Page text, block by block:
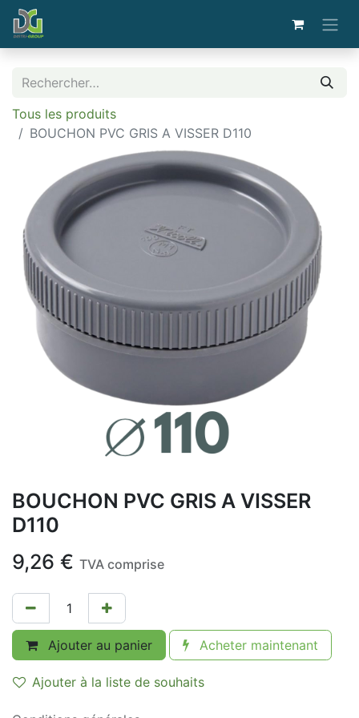
Tous les produits
BOUCHON PVC GRIS A VISSER D110
BOUCHON PVC GRIS A VISSER
D110
9,26 € TVA comprise
Ajouter au panier Acheter maintenant
Ajouter à la liste de souhaits